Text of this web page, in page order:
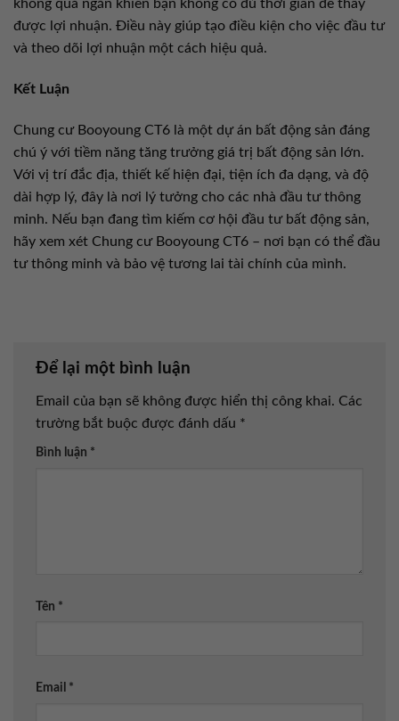
không quá ngắn khiến bạn không có đủ thời gian để thấy
được lợi nhuận. Điều này giúp tạo điều kiện cho việc đầu tư
và theo dõi lợi nhuận một cách hiệu quả.
Kết Luận
Chung cư Booyoung CT6 là một dự án bất động sản đáng
chú ý với tiềm năng tăng trưởng giá trị bất động sản lớn.
Với vị trí đắc địa, thiết kế hiện đại, tiện ích đa dạng, và độ
dài hợp lý, đây là nơi lý tưởng cho các nhà đầu tư thông
minh. Nếu bạn đang tìm kiếm cơ hội đầu tư bất động sản,
hãy xem xét Chung cư Booyoung CT6 – nơi bạn có thể đầu
tư thông minh và bảo vệ tương lai tài chính của mình.
Để lại một bình luận
Email của bạn sẽ không được hiển thị công khai. Các
trường bắt buộc được đánh dấu *
Bình luận *
Tên *
Email *